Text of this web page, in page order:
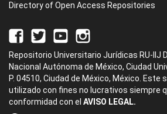
Directory of Open Access Repositories
Repositorio Universitario Jurídicas RU-IIJ
Nacional Autónoma de México, Ciudad
P. 04510, Ciudad de México, México. Este
utilizado con fines no lucrativos siempre
conformidad con el AVISO LEGAL.